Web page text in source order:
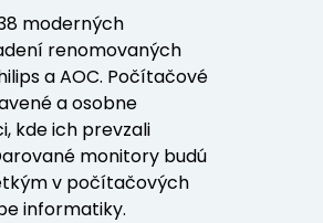
moderných
renomovaných
a AOC. Počítačové
a osobne
kde ich prevzali
monitory budú
v počítačových
informatiky.